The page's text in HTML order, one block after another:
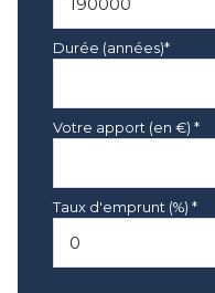
Durée (années)*
Votre apport (en €) *
Taux d'emprunt (%) *